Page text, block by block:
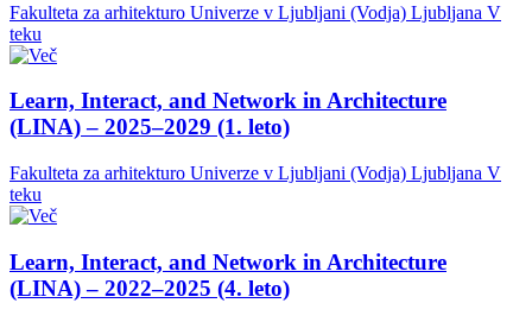
Fakulteta za arhitekturo Univerze v Ljubljani (Vodja) Ljubljana V
teku
Learn, Interact, and Network in Architecture
(LINA) – 2025–2029 (1. leto)
Fakulteta za arhitekturo Univerze v Ljubljani (Vodja) Ljubljana V
teku
Learn, Interact, and Network in Architecture
(LINA) – 2022–2025 (4. leto)